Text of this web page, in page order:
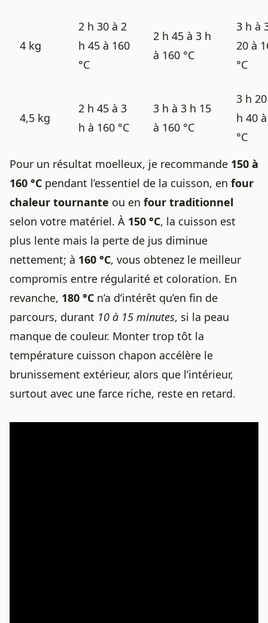
4 kg
2 h 30 à 2
h 45 à 160
°C
2 h 45 à 3 h
à 160 °C
3 h à
20 à
°C
4,5 kg
2 h 45 à 3
h à 160 °C
3 h à 3 h 15
à 160 °C
3 h
h 40
°C
Pour un résultat moelleux, je recommande 150 à
160 °C pendant l’essentiel de la cuisson, en four
chaleur tournante ou en four traditionnel
selon votre matériel. À 150 °C, la cuisson est
plus lente mais la perte de jus diminue
nettement; à 160 °C, vous obtenez le meilleur
compromis entre régularité et coloration. En
revanche, 180 °C n’a d’intérêt qu’en fin de
parcours, durant 10 à 15 minutes, si la peau
manque de couleur. Monter trop tôt la
température cuisson chapon accélère le
brunissement extérieur, alors que l’intérieur,
surtout avec une farce riche, reste en retard.